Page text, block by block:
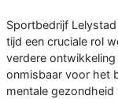
Sportbedrijf
tijd een cruciale rol
verdere
onmisbaar voor het
mentale gezondheid